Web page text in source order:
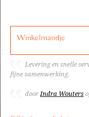
Winkelmandje
Levering en snelle
fijne samenwerking.
doorIndra Wouters